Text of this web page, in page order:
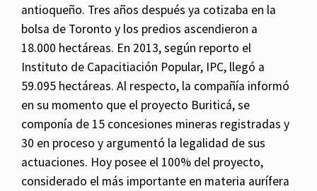
antioqueño. Tres años después ya cotizaba en la
bolsa de Toronto y los predios ascendieron a
18.000 hectáreas. En 2013, según reporto el
Instituto de Capacitiación Popular, IPC, llegó a
59.095 hectáreas. Al respecto, la compañía informó
en su momento que el proyecto Buriticá, se
componía de 15 concesiones mineras registradas y
30 en proceso y argumentó la legalidad de sus
actuaciones. Hoy posee el 100% del proyecto,
considerado el más importante en materia aurífera